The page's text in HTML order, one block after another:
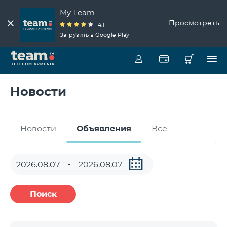
My Team
4.1
Загрузить в Google Play
Просмотреть
Новости
Новости Объявления Все
Поиск